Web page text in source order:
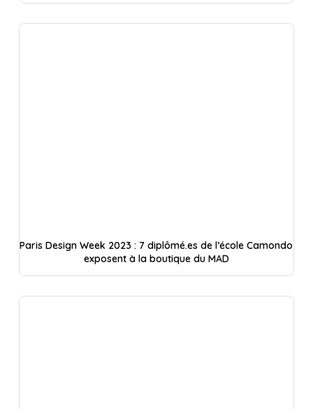
Paris Design Week 2023 : 7 diplômé.es de l’école Camondo
exposent à la boutique du MAD